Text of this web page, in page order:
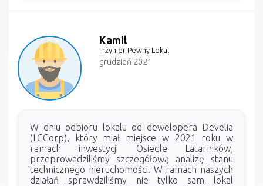
Kamil
Inżynier Pewny Lokal
grudzień 2021
W dniu odbioru lokalu od dewelopera Develia
(LCCorp), który miał miejsce w 2021 roku w
ramach inwestycji Osiedle Latarników,
przeprowadziliśmy szczegółową analizę stanu
technicznego nieruchomości. W ramach naszych
działań sprawdziliśmy nie tylko sam lokal